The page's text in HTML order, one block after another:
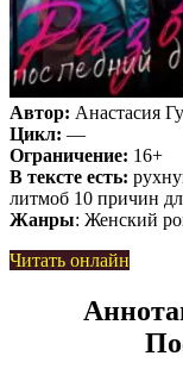
Автор: Анастасия
Цикл: —
Ограничение: 16+
В тексте есть:
литмоб 10 причин
Жанры: Женский
Читать онлайн